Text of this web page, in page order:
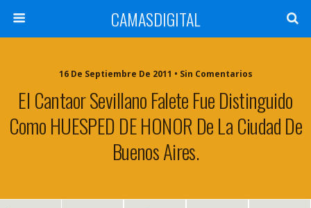
CAMASDIGITAL
16 De Septiembre De 2011 • Sin Comentarios
El Cantaor Sevillano Falete Fue Distinguido
Como HUESPED DE HONOR De La Ciudad De
Buenos Aires.